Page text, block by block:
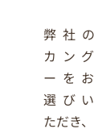
弊社の
カング
ーをお
選びい
ただき、